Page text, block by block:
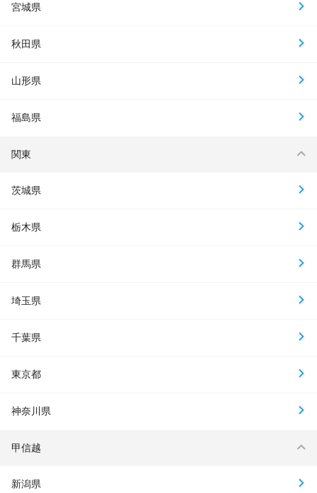
宮城県
秋田県
山形県
福島県
関東
茨城県
栃木県
群馬県
埼玉県
千葉県
東京都
神奈川県
甲信越
新潟県